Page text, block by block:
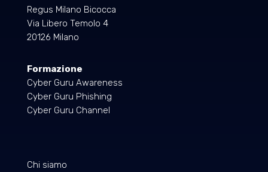
Regus Milano Bicocca
Via Libero Temolo 4
20126 Milano
Formazione
Cyber Guru Awareness
Cyber Guru Phishing
Cyber Guru Channel
Chi siamo